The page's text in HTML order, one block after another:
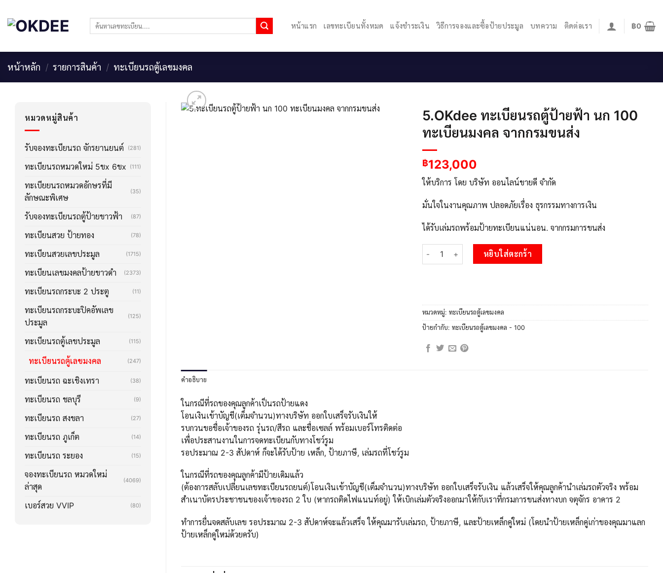
content
ค้นหา: หน้าแรก เลขทะเบียนทั้งหมด แจ้งชำระเงิน วิธีการจองและซื้อป้ายประมูล บทความ ติดต่อเรา ฿0
หน้าหลัก / รายการสินค้า / ทะเบียนรถตู้เลขมงคล
หมวดหมู่สินค้า
รับจองทะเบียนรถ จักรยานยนต์ (281)
ทะเบียนรถหมวดใหม่ 5ขx 6ขx (111)
ทะเบียยนรถหมวดอักษรที่มี
ลักษณะพิเศษ
(35)
รับจองทะเบียนรถตู้ป้ายขาวฟ้า (87)
ทะเบียนสวย ป้ายทอง (78)
ทะเบียนสวยเลขประมูล (1715)
ทะเบียนเลขมงคลป้ายขาวดำ (2373)
ทะเบียนรถกระบะ 2 ประตู (11)
ทะเบียนรถกระบะปิคอัพเลข
ประมูล
(125)
ทะเบียนรถตู้เลขประมูล (115)
ทะเบียนรถตู้เลขมงคล (247)
ทะเบียนรถ ฉะเชิงเทรา (38)
ทะเบียนรถ ชลบุรี (9)
ทะเบียนรถ สงขลา (27)
ทะเบียนรถ ภูเก็ต (14)
ทะเบียนรถ ระยอง (15)
จองทะเบียนรถ หมวดใหม่
ล่าสุด
(4069)
เบอร์สวย VVIP (80)
5.OKdee ทะเบียนรถตู้ป้ายฟ้า นก 100
ทะเบียนมงคล จากกรมขนส่ง
฿123,000
ให้บริการ โดย บริษัท ออนไลน์ขายดี จำกัด
มั่นใจในงานคุณภาพ ปลอดภัยเรื่อง ธุรกรรมทางการเงิน
ได้รับเล่มรถพร้อมป้ายทะเบียนแน่นอน. จากกรมการขนส่ง
จำนวน 5.OKdee ทะเบียนรถตู้ป้ายฟ้า นก 100 ทะเบียนมงคล จากกรมขนส่ง ชิ้
หยิบใส่ตะกร้า
หมวดหมู่: ทะเบียนรถตู้เลขมงคล
ป้ายกำกับ: ทะเบียนรถตู้เลขมงคล - 100
คำอธิบาย
ในกรณีที่รถของคุณลูกค้าเป็นรถป้ายแดง
โอนเงินเข้าบัญชี(เต็มจำนวน)ทางบริษัท ออกใบเสร็จรับเงินให้
รบกวนขอชื่อเจ้าของรถ รุ่นรถ/สีรถ และชื่อเซลล์ พร้อมเบอร์โทรติดต่อ
เพื่อประสานงานในการจดทะเบียนกับทางโชว์รูม
รอประมาณ 2-3 สัปดาห์ ก็จะได้รับป้าย เหล็ก, ป้ายภาษี, เล่มรถที่โชว์รูม
ในกรณีที่รถของคุณลูกค้ามีป้ายเดิมแล้ว
(ต้องการสลับเปลี่ยนเลขทะเบียนรถยนต์)โอนเงินเข้าบัญชี(เต็มจำนวน)ทางบริษัท ออกใบเสร็จรับเงิน แล้วเสร็จให้คุณลูกค้านำเล่มรถตัวจริง พร้อม
สำเนาบัตรประชาชนของเจ้าของรถ 2 ใบ (หากรถติดไฟแนนท์อยู่) ให้เบิกเล่มตัวจริงออกมาให้กับเราที่กรมการขนส่งทางบก จตุจักร อาคาร 2
ทำการยื่นจดสลับเลข รอประมาณ 2-3 สัปดาห์จะแล้วเสร็จ ให้คุณมารับเล่มรถ, ป้ายภาษี, และป้ายเหล็กคู่ใหม่ (โดยนำป้ายเหล็กคู่เก่าของคุณมาแลก
ป้ายเหล็กคู่ใหม่ด้วยครับ)